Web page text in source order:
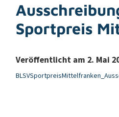
Sportpreis
Veröffentlicht am 2. Mai